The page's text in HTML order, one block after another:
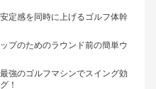
定感を同時に上げるゴルフ体幹
プのためのラウンド前の簡単ウ
強のゴルフマシンでスイング効
！